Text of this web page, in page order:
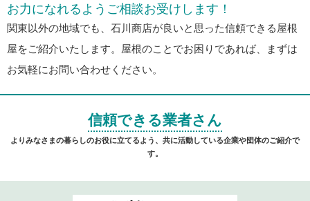
お力になれるようご相談お受けします！
関東以外の地域でも、石川商店が良いと思った信頼できる屋根
屋をご紹介いたします。屋根のことでお困りであれば、まずは
お気軽にお問い合わせください。
信頼できる業者さん
よりみなさまの暮らしのお役に立てるよう、共に活動している企業や団体のご紹介で
す。